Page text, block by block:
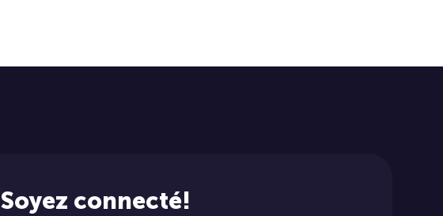
Soyez connecté!